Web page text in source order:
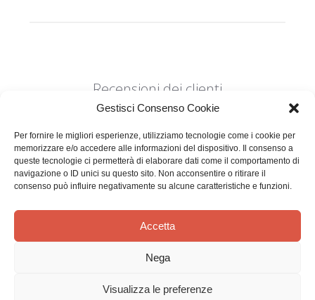
Gestisci Consenso Cookie
Per fornire le migliori esperienze, utilizziamo tecnologie come i cookie per
memorizzare e/o accedere alle informazioni del dispositivo. Il consenso a
queste tecnologie ci permetterà di elaborare dati come il comportamento di
navigazione o ID unici su questo sito. Non acconsentire o ritirare il
consenso può influire negativamente su alcune caratteristiche e funzioni.
Accetta
Nega
Visualizza le preferenze
Recensioni dei clienti
Siamo in cerca di stelle!
Comunicaci cosa ne pensi
Sii il primo a scrivere una
recensione